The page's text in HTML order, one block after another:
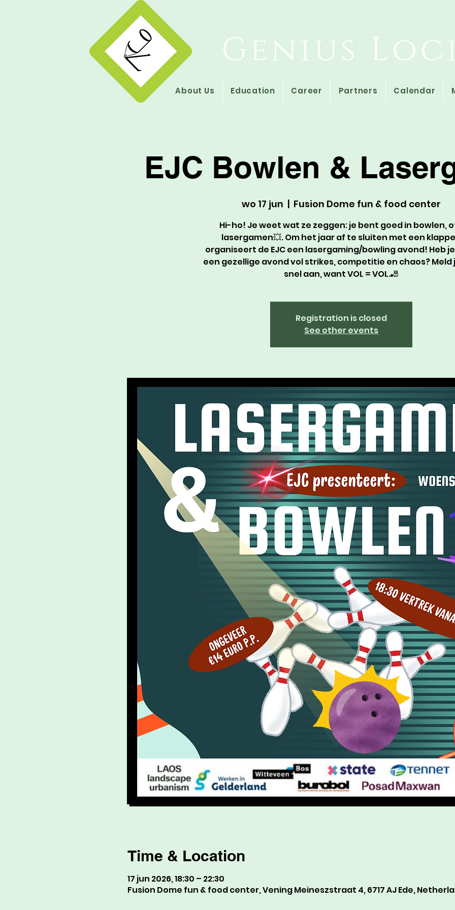
About Us Education Career Partners Calendar
Genius
EJC Bowlen &
wo 17 jun
  |
Fusion Dome fun & food center
Hi-ho! Je weet wat ze zeggen: je bent goed in bowlen,
lasergamen💥. Om het jaar af te sluiten met een
organiseert de EJC een lasergaming/bowling avond! Heb
een gezellige avond vol strikes, competitie en chaos? Meld
snel aan, want VOL = VOL.🎳
Registration is closed
See other events
Time & Location
17 jun 2026, 18:30 – 22:30
Fusion Dome fun & food center, Vening Meineszstraat 4, 6717 AJ Ede,